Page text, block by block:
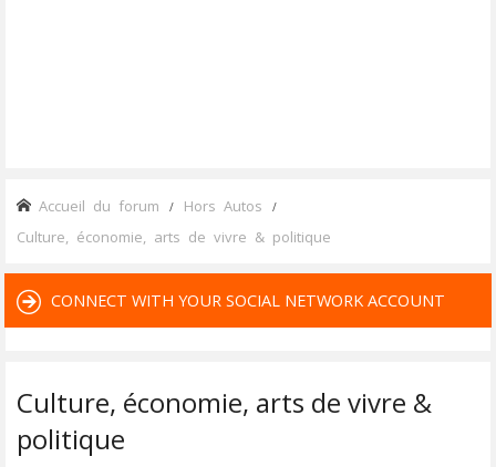
Accueil du forum Hors Autos
Culture, économie, arts de vivre & politique
CONNECT WITH YOUR SOCIAL NETWORK ACCOUNT
Culture, économie, arts de vivre &
politique